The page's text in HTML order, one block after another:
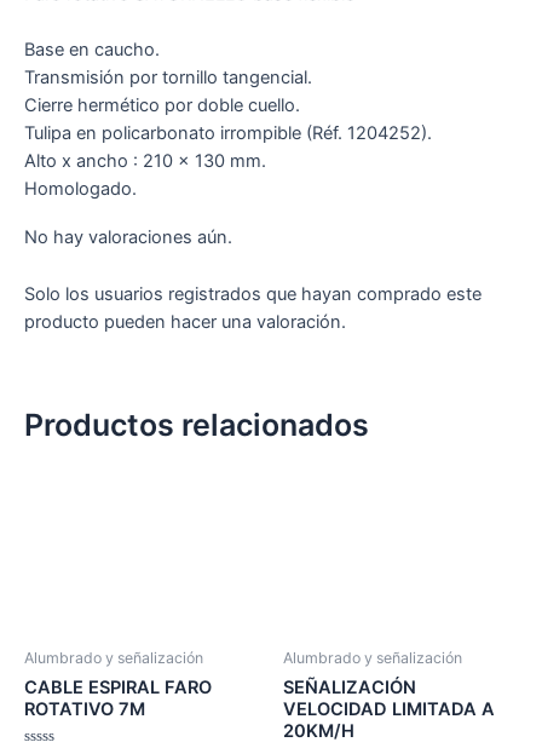
Base en caucho.
Transmisión por tornillo tangencial.
Cierre hermético por doble cuello.
Tulipa en policarbonato irrompible (Réf. 1204252).
Alto x ancho : 210 x 130 mm.
Homologado.
No hay valoraciones aún.
Solo los usuarios registrados que hayan comprado este
producto pueden hacer una valoración.
Productos relacionados
Alumbrado y señalización
CABLE ESPIRAL FARO
ROTATIVO 7M
Alumbrado y señalización
SEÑALIZACIÓN
VELOCIDAD LIMITADA A
20KM/H